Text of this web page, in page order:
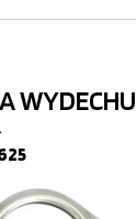
WYDECHU